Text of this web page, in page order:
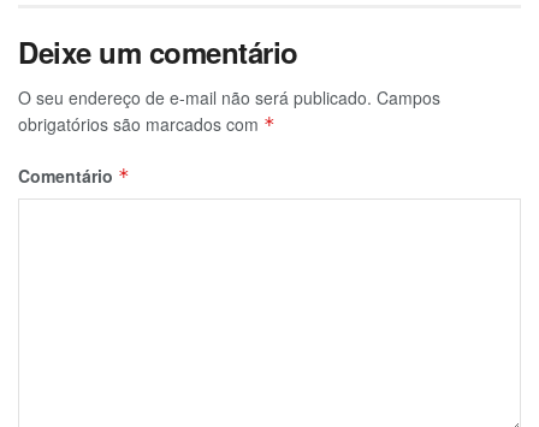
Deixe um comentário
O seu endereço de e-mail não será publicado. Campos
obrigatórios são marcados com *
Comentário *